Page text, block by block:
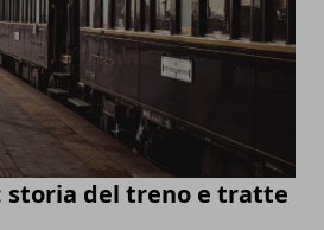
storia del treno e tratte